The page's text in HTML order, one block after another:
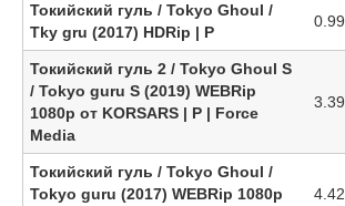
Токийский гуль / Tokyo Ghoul /
Tky gru (2017) HDRip | P
Токийский гуль 2 / Tokyo Ghoul S
/ Tokyo guru S (2019) WEBRip
1080p от KORSARS | P | Force
Media
Токийский гуль / Tokyo Ghoul /
Tokyo guru (2017) WEBRip 1080p